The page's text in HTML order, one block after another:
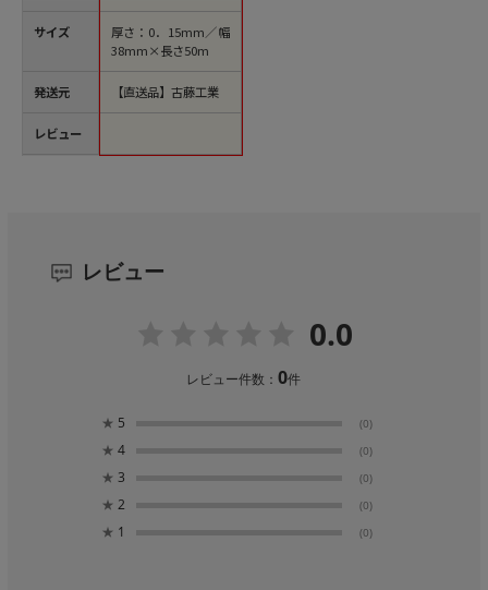
サイズ
発送元
レビュー
厚さ：0．15mm／幅
38mm×長さ50m
【直送品】古藤工業
レビュー
0.0
レビュー件数：0件
★ 5 (0)
★ 4 (0)
★ 3 (0)
★ 2 (0)
★ 1 (0)